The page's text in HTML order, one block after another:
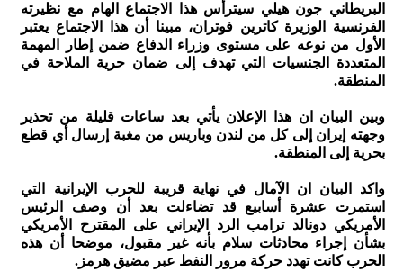
البريطاني جون هيلي سيترأس هذا الاجتماع الهام مع نظيرته
الفرنسية الوزيرة كاترين فوتران، مبينا أن هذا الاجتماع يعتبر
الأول من نوعه على مستوى وزراء الدفاع ضمن إطار المهمة
المتعددة الجنسيات التي تهدف إلى ضمان حرية الملاحة في
المنطقة.
وبين البيان ان هذا الإعلان يأتي بعد ساعات قليلة من تحذير
وجهته إيران إلى كل من لندن وباريس من مغبة إرسال أي قطع
بحرية إلى المنطقة.
واكد البيان ان الآمال في نهاية قريبة للحرب الإيرانية التي
استمرت عشرة أسابيع قد تضاءلت بعد أن وصف الرئيس
الأمريكي دونالد ترامب الرد الإيراني على المقترح الأمريكي
بشأن إجراء محادثات سلام بأنه غير مقبول، موضحا أن هذه
الحرب كانت تهدد حركة مرور النفط عبر مضيق هرمز.